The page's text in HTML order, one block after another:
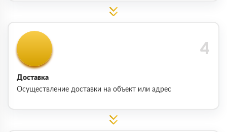
Доставка
Осуществление доставки на объект или адрес